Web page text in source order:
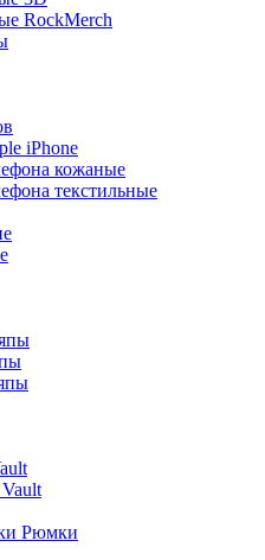
RockMerch
iPhone
кожаные
текстильные
Рюмки